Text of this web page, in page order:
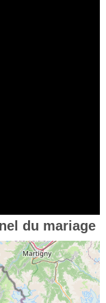
du mariage